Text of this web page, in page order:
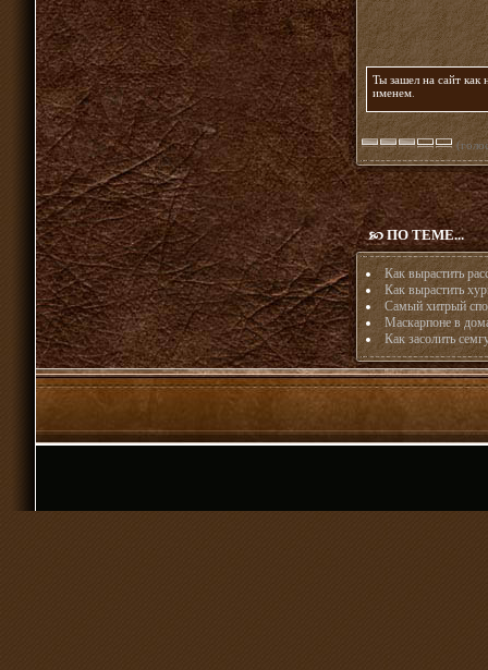
Ты зашел на сайт как
именем
ПО ТЕМЕ...
Как вырастить
Как вырастить
Самый хитрый
Маскарпоне в
Как засолить